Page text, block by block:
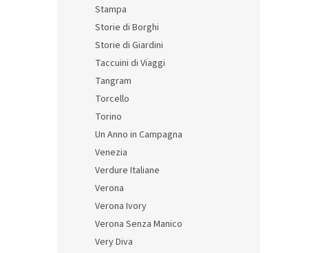
Stampa
Storie di Borghi
Storie di Giardini
Taccuini di Viaggi
Tangram
Torcello
Torino
Un Anno in Campagna
Venezia
Verdure Italiane
Verona
Verona Ivory
Verona Senza Manico
Very Diva